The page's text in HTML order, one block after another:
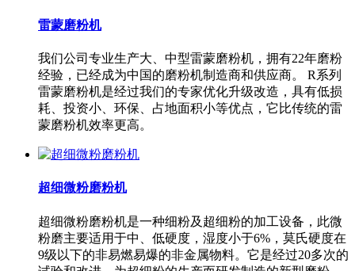
雷蒙磨粉机
我们公司专业生产大、中型雷蒙磨粉机，拥有22年磨粉
经验，已经成为中国的磨粉机制造商和供应商。 R系列
雷蒙磨粉机是经过我们的专家优化升级改造，具有低损
耗、投资小、环保、占地面积小等优点，它比传统的雷
蒙磨粉机效率更高。
超细微粉磨粉机
超细微粉磨粉机是一种细粉及超细粉的加工设备，此微
粉磨主要适用于中、低硬度，湿度小于6%，莫氏硬度在
9级以下的非易燃易爆的非金属物料。它是经过20多次的